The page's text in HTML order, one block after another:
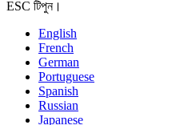
ESC টিপুন।
English
French
German
Portuguese
Spanish
Russian
Japanese